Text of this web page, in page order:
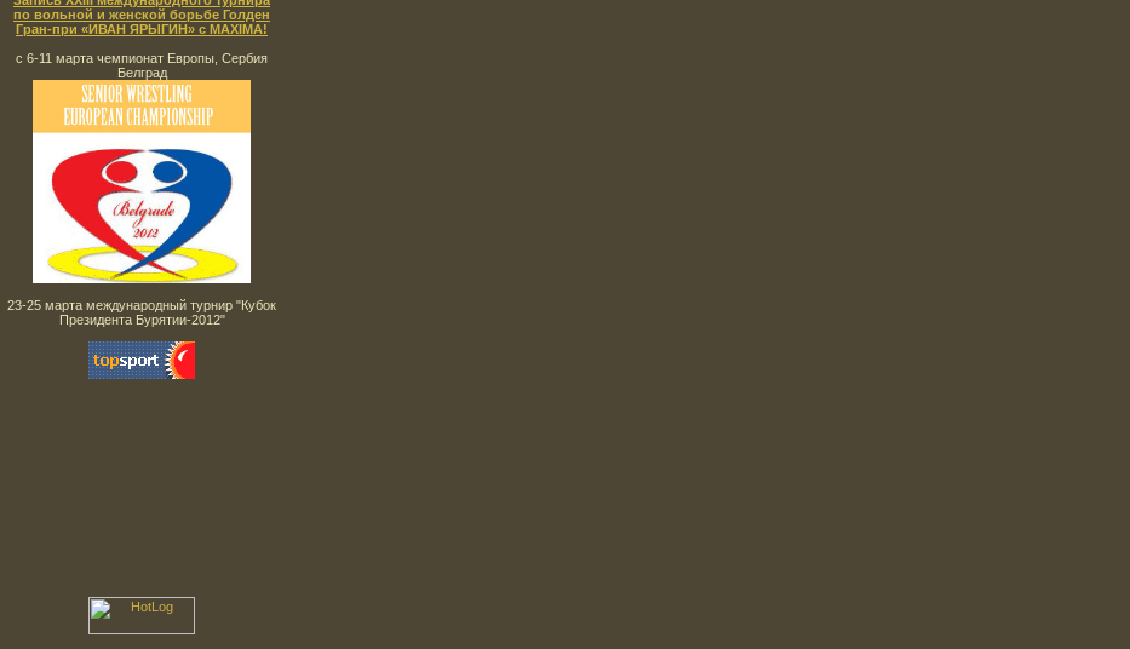
по вольной и женской борьбе Голден
Гран-при «ИВАН ЯРЫГИН» с MAXIMA!
с 6-11 марта чемпионат Европы, Сербия
Белград
23-25 марта международный турнир "Кубок
Президента Бурятии-2012"